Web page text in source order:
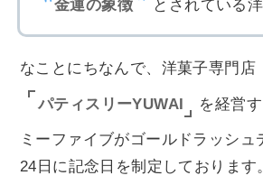
金運の象徴 とされている
なことにちなんで、洋菓子専門店
パティスリーYUWAI を経営
ミーファイブがゴールドラッシュ
24日に記念日を制定しております